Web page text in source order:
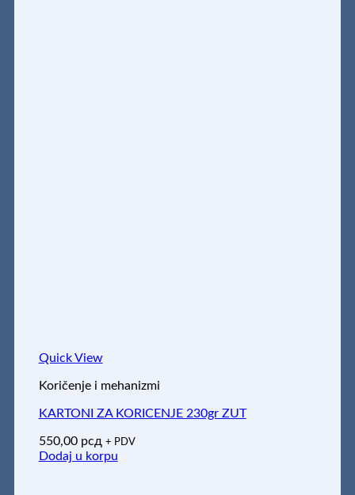
Quick View
Koričenje i mehanizmi
KARTONI ZA KORICENJE 230gr ZUT
550,00 рсд + PDV
Dodaj u korpu